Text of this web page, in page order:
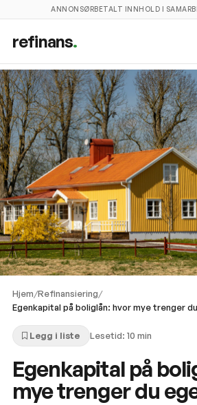
ANNONSØRBETALT INNHOLD I
refinans.
Hjem/Refinansiering/
Egenkapital på boliglån: hvor mye trenger
Legg i liste Lesetid: 10 min
Egenkapital på
mye trenger du